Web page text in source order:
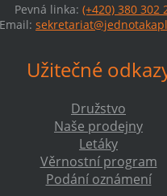
Pevná linka: (+420) 380 302
Email:
Užitečné
Družstvo
Naše prodejny
Letáky
Věrnostní program
Podání oznámení